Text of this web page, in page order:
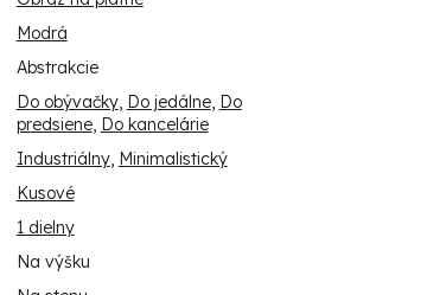
Modrá
Abstrakcie
Do obývačky, Do jedálne, Do
predsiene, Do kancelárie
Industriálny, Minimalistický
Kusové
1 dielny
Na výšku